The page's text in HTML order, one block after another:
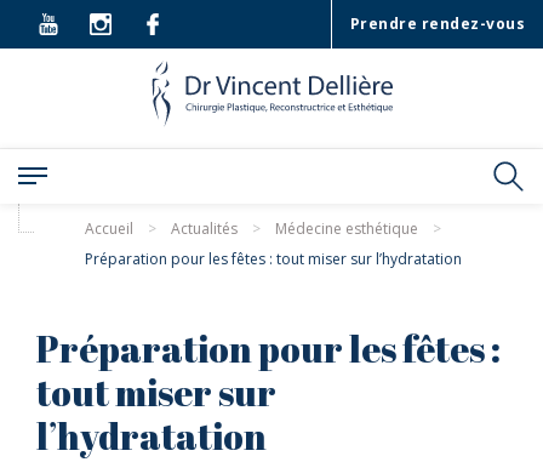
Prendre rendez-vous
Accueil > Actualités > Médecine esthétique
>
Préparation pour les fêtes : tout miser sur l’hydratation
Préparation pour les fêtes :
tout miser sur
l’hydratation